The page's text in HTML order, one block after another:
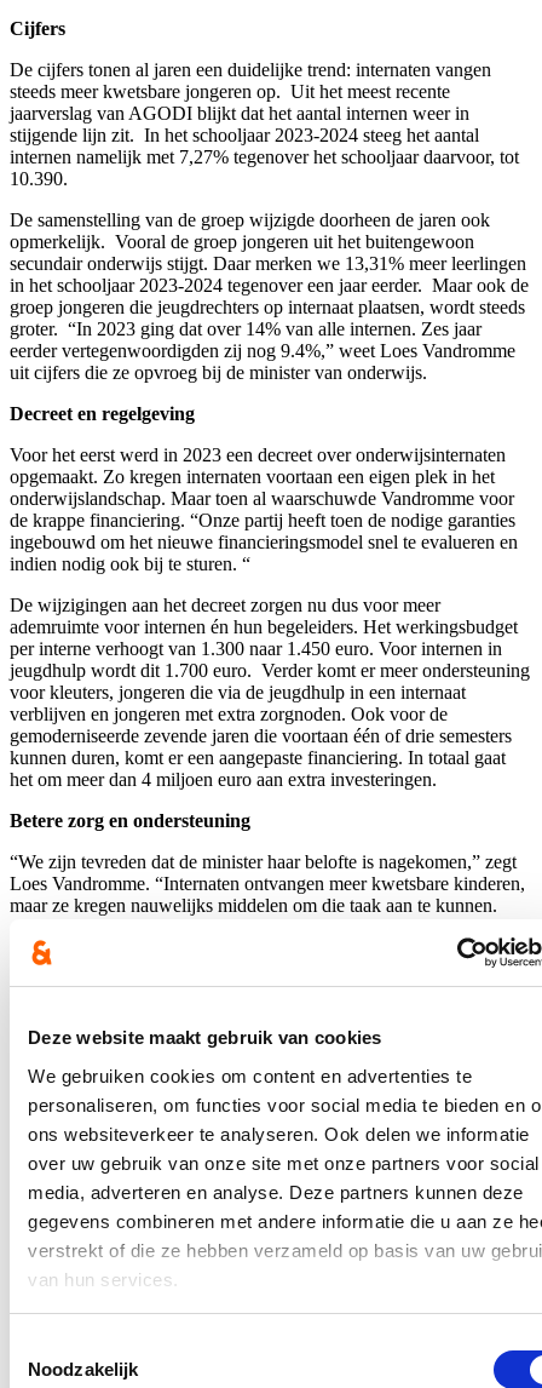
Deze website maakt gebruik van cookies
We gebruiken cookies om content en advertenties te
personaliseren, om functies voor social media te bieden en
ons websiteverkeer te analyseren. Ook delen we informatie
over uw gebruik van onze site met onze partners voor social
media, adverteren en analyse. Deze partners kunnen deze
gegevens combineren met andere informatie die u aan ze
verstrekt of die ze hebben verzameld op basis van uw
van hun services.
Noodzakelijk
Cijfers
De cijfers tonen al jaren een duidelijke trend: internaten vangen
steeds meer kwetsbare jongeren op. Uit het meest recente
jaarverslag van AGODI blijkt dat het aantal internen weer in
stijgende lijn zit. In het schooljaar 2023-2024 steeg het aantal
internen namelijk met 7,27% tegenover het schooljaar daarvoor, tot
10.390.
De samenstelling van de groep wijzigde doorheen de jaren ook
opmerkelijk. Vooral de groep jongeren uit het buitengewoon
secundair onderwijs stijgt. Daar merken we 13,31% meer leerlingen
in het schooljaar 2023-2024 tegenover een jaar eerder. Maar ook de
groep jongeren die jeugdrechters op internaat plaatsen, wordt steeds
groter. “In 2023 ging dat over 14% van alle internen. Zes jaar
eerder vertegenwoordigden zij nog 9.4%,” weet Loes Vandromme
uit cijfers die ze opvroeg bij de minister van onderwijs.
Decreet en regelgeving
Voor het eerst werd in 2023 een decreet over onderwijsinternaten
opgemaakt. Zo kregen internaten voortaan een eigen plek in het
onderwijslandschap. Maar toen al waarschuwde Vandromme voor
de krappe financiering. “Onze partij heeft toen de nodige garanties
ingebouwd om het nieuwe financieringsmodel snel te evalueren en
indien nodig ook bij te sturen. “
De wijzigingen aan het decreet zorgen nu dus voor meer
ademruimte voor internen én hun begeleiders. Het werkingsbudget
per interne verhoogt van 1.300 naar 1.450 euro. Voor internen in
jeugdhulp wordt dit 1.700 euro. Verder komt er meer ondersteuning
voor kleuters, jongeren die via de jeugdhulp in een internaat
verblijven en jongeren met extra zorgnoden. Ook voor de
gemoderniseerde zevende jaren die voortaan één of drie semesters
kunnen duren, komt er een aangepaste financiering. In totaal gaat
het om meer dan 4 miljoen euro aan extra investeringen.
Betere zorg en ondersteuning
“We zijn tevreden dat de minister haar belofte is nagekomen,” zegt
Loes Vandromme. “Internaten ontvangen meer kwetsbare kinderen,
maar ze kregen nauwelijks middelen om die taak aan te kunnen.
leven in de internaten. Er komt meer en gespecialiseerde begeleiding
voor jongeren, zeker voor hen die extra zorgnoden hebben. We
hopen ook dat de betere omkaderingsmiddelen de werkdruk op de
uit de garanties die de partij in 2023 afdwong: een verplichte,
grondige evaluatie van het financieringsmodel en een bijsturing vóór
eind 2025.
Hoewel deze bijsturing een belangrijke stap vooruit is, blijven er
volgens het parlementslid wel nog een aantal noden: “Internaten en
onderwijsverstrekkers signaleren nog knelpunten als een adequate
verloning van internaatdirecteurs, die door toenemende
verantwoordelijkheden sterk onder druk staan. Verder is er ook de
nood aan meer flexibiliteit om geschikte profielen aan te trekken,
onder meer via erkenning van relevante ervaring buiten onderwijs
en mogelijkheden rond flexi-jobs. En tot slot zijn er ook structurele
nodig. Deze bijsturing is wat onze partij betreft dus nog geen
eindpunt,” besluit Loes Vandromme.